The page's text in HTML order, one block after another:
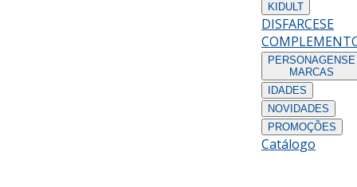
KIDULT
DISFARCESE
PERSONAGENS E
MARCAS
IDADES
NOVIDADES
PROMOÇÕES
Catálogo